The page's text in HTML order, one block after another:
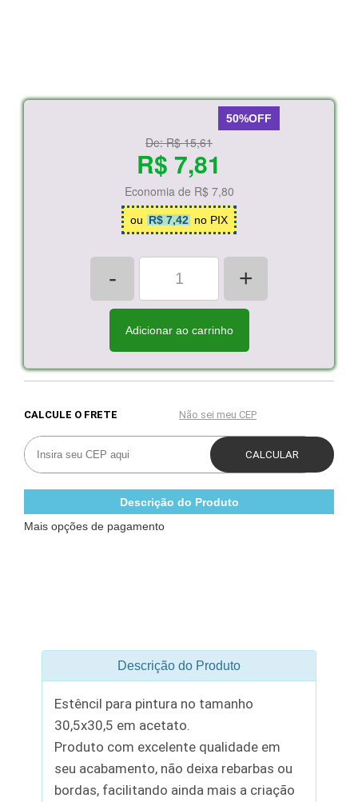
50%OFF
De:R$ 15,61
R$ 7,81
Economia de R$ 7,80
ou R$ 7,42 no PIX
- +
Adicionar ao carrinho
Descrição do Produto
Mais opções de pagamento
Descrição do Produto
Estêncil para pintura no tamanho
30,5x30,5 em acetato.
Produto com excelente qualidade em
seu acabamento, não deixa rebarbas ou
bordas, facilitando ainda mais a criação